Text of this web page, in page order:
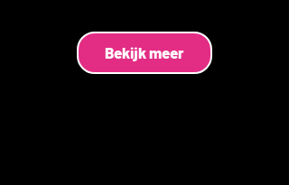
Bekijk meer